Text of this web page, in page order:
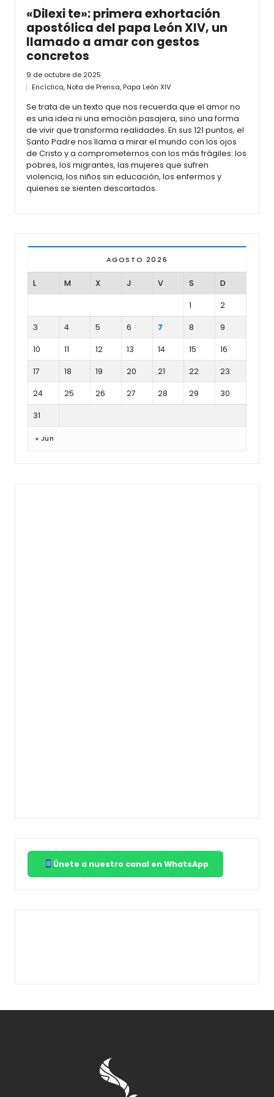
«Dilexi te»: primera exhortación
apostólica del papa León XIV, un
llamado a amar con gestos
concretos
9 de octubre de 2025
Encíclica,Nota de Prensa,Papa León XIV
Se trata de un texto que nos recuerda que el amor no
es una idea ni una emoción pasajera, sino una forma
de vivir que transforma realidades. En sus 121 puntos, el
Santo Padre nos llama a mirar el mundo con los ojos
de Cristo y a comprometernos con los más frágiles: los
pobres, los migrantes, las mujeres que sufren
violencia, los niños sin educación, los enfermos y
quienes se sienten descartados.
AGOSTO 2026
L M X J V S D
1 2
3 4 5 6 7 8 9
10 11 12 13 14 15 16
17 18 19 20 21 22 23
24 25 26 27 28 29 30
31
« Jun
Únete a nuestro canal en WhatsApp